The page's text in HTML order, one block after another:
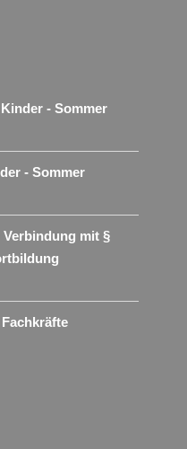
- Sommer
- Sommer
mit §